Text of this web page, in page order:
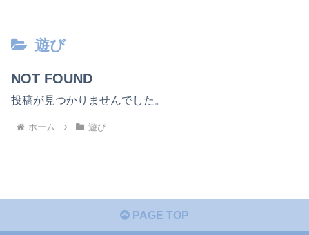
遊び
NOT FOUND
投稿が見つかりませんでした。
ホーム 遊び
PAGE TOP